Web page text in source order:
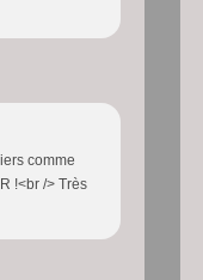
comme
!<br /> Très